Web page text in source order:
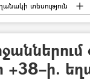
տեսություն
Անձրև
+38–ի.